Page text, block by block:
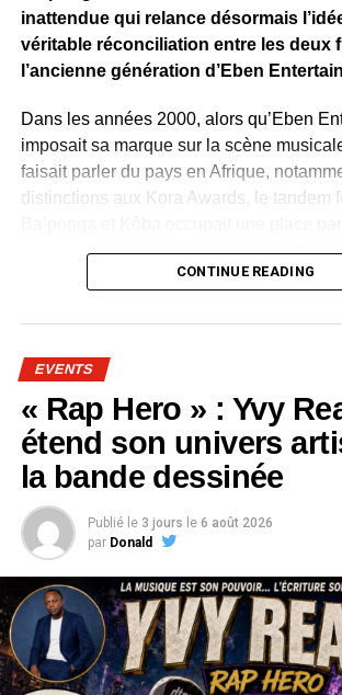
inattendue qui relance désormais
véritable réconciliation entre les deux
l’ancienne génération d’Eben
Dans les années 2000, alors qu’Eben
imposait sa marque sur la scène
faisait parler du pays en Afrique,
distinctions aux Kora Awards, le tandem
rap gabonais, à travers plusieurs
accompagné les premiers pas de Kôba
mentor n’avait jamais caché la confiance
son cadet, qu’il présentait comme« l’élu
futurs grands noms du rap gabonais.
prendra du poids avec le sacre de Kôba
et l’importante popularité qu’il connaîtra
en Afrique francophone.
Parmi leurs collaborations figure
Compris »,
devenu au fil des années un
gabonais.
Mais leur relation s’est progressivement
dernières années. Entre déclarations
CONTINUE READING
EVENTS
« Rap Hero » : Yvy
étend son univers
la bande dessinée
Publié le 3 jours le 6 août 2026
par Donald